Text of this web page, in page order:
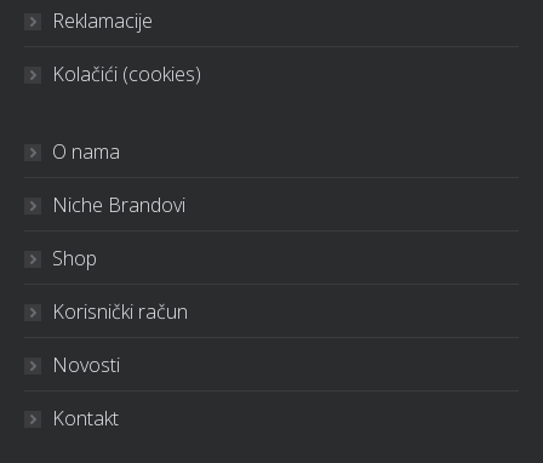
Reklamacije
Kolačići (cookies)
O nama
Niche Brandovi
Shop
Korisnički račun
Novosti
Kontakt